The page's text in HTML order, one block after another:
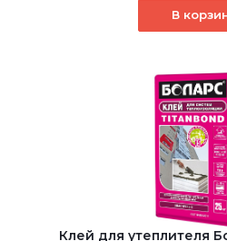
В
Клей для утеплителя